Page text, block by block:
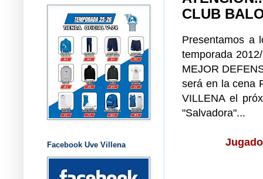
CLUB
Presentamos a
temporada
MEJOR
será en la cena
VILLENA el
"Salvadora"...
Facebook Uve Villena